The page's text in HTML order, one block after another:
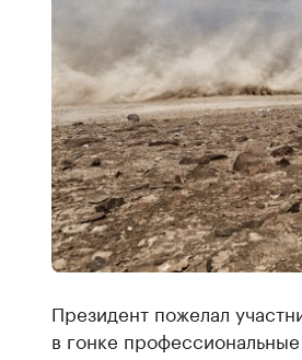
Президент пожелал
в гонке